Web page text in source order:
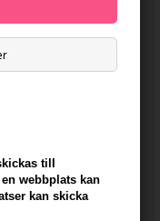
till
webbplats kan
kan skicka
Texture Powder Grip